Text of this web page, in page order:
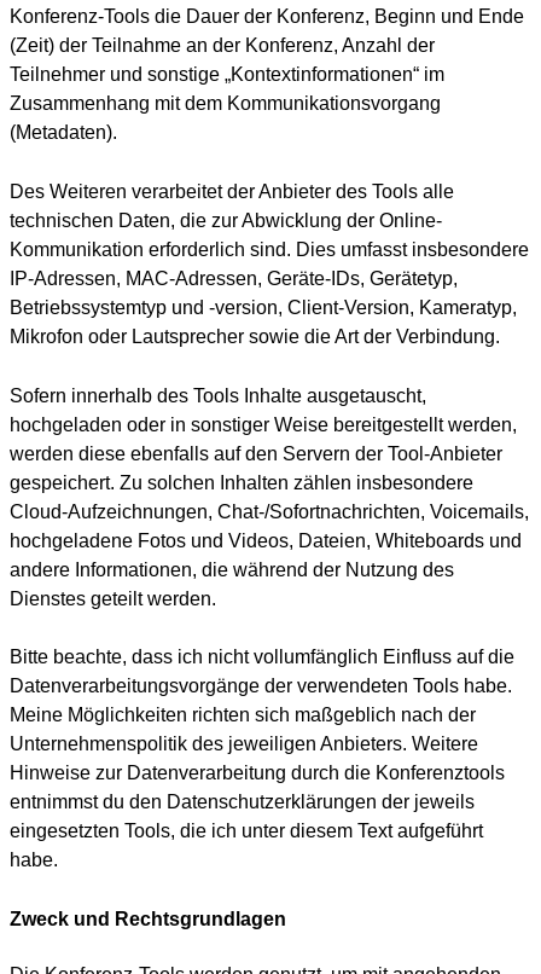
Konferenz-Tools die Dauer der Konferenz, Beginn und Ende
(Zeit) der Teilnahme an der Konferenz, Anzahl der
Teilnehmer und sonstige „Kontextinformationen“ im
Zusammenhang mit dem Kommunikationsvorgang
(Metadaten).
Des Weiteren verarbeitet der Anbieter des Tools alle
technischen Daten, die zur Abwicklung der Online-
Kommunikation erforderlich sind. Dies umfasst insbesondere
IP-Adressen, MAC-Adressen, Geräte-IDs, Gerätetyp,
Betriebssystemtyp und -version, Client-Version, Kameratyp,
Mikrofon oder Lautsprecher sowie die Art der Verbindung.
Sofern innerhalb des Tools Inhalte ausgetauscht,
hochgeladen oder in sonstiger Weise bereitgestellt werden,
werden diese ebenfalls auf den Servern der Tool-Anbieter
gespeichert. Zu solchen Inhalten zählen insbesondere
Cloud-Aufzeichnungen, Chat-/Sofortnachrichten, Voicemails,
hochgeladene Fotos und Videos, Dateien, Whiteboards und
andere Informationen, die während der Nutzung des
Dienstes geteilt werden.
Bitte beachte, dass ich nicht vollumfänglich Einfluss auf die
Datenverarbeitungsvorgänge der verwendeten Tools habe.
Meine Möglichkeiten richten sich maßgeblich nach der
Unternehmenspolitik des jeweiligen Anbieters. Weitere
Hinweise zur Datenverarbeitung durch die Konferenztools
entnimmst du den Datenschutzerklärungen der jeweils
eingesetzten Tools, die ich unter diesem Text aufgeführt
habe.
Zweck und Rechtsgrundlagen